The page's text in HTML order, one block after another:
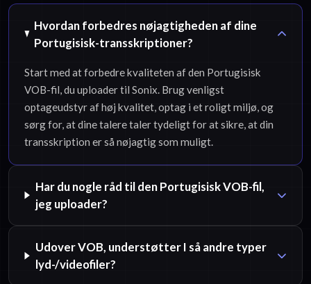
Hvordan forbedres nøjagtigheden af dine
Portugisisk-transskriptioner?
Start med at forbedre kvaliteten af den Portugisisk
VOB-fil, du uploader til Sonix. Brug venligst
optageudstyr af høj kvalitet, optag i et roligt miljø, og
sørg for, at dine talere taler tydeligt for at sikre, at din
transskription er så nøjagtig som muligt.
Har du nogle råd til den Portugisisk VOB-fil,
jeg uploader?
Udover VOB, understøtter I så andre typer
lyd-/videofiler?